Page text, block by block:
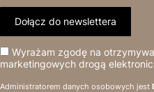
Dołącz do newslettera
Wyrażam zgodę na
marketingowych drogą
Administratorem danych osobowych jest